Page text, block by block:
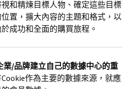
和精煉目標人物、確定這些目標
置，擴大內容的主題和格式，以
成功和全面的購買旅程。
/品牌建立自己的數據中心的重
作為主要的數據來源，就應